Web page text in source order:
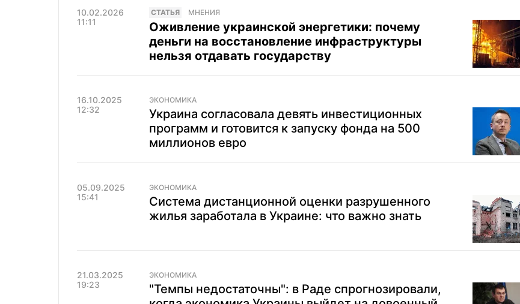
10.02.2026
11:11
CТАТЬЯ МНЕНИЯ
Оживление украинской энергетики: почему
деньги на восстановление инфраструктуры
нельзя отдавать государству
16.10.2025
12:32
ЭКОНОМИКА
Украина согласовала девять инвестиционных
программ и готовится к запуску фонда на 500
миллионов евро
05.09.2025
15:41
ЭКОНОМИКА
Система дистанционной оценки разрушенного
жилья заработала в Украине: что важно знать
21.03.2025
19:23
ЭКОНОМИКА
"Темпы недостаточны": в Раде спрогнозировали,